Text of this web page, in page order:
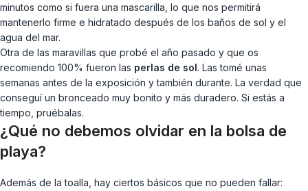
minutos como si fuera una mascarilla, lo que nos permitirá
mantenerlo firme e hidratado después de los baños de sol y el
agua del mar.
Otra de las maravillas que probé el año pasado y que os
recomiendo 100% fueron las perlas de sol. Las tomé unas
semanas antes de la exposición y también durante. La verdad que
conseguí un bronceado muy bonito y más duradero. Si estás a
tiempo, pruébalas.
¿Qué no debemos olvidar en la bolsa de
playa?
Además de la toalla, hay ciertos básicos que no pueden fallar: